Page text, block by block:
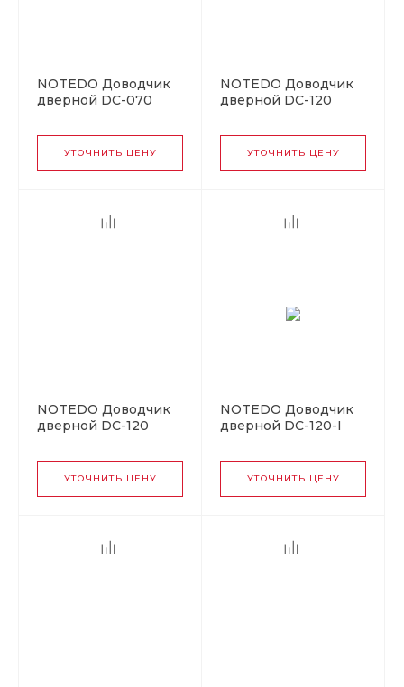
NOTEDO Доводчик
дверной DC-070
сереб. (10)
УТОЧНИТЬ ЦЕНУ
NOTEDO Доводчик
дверной DC-120
BLACK 100 - 140 кг
черный (10)
УТОЧНИТЬ ЦЕНУ
NOTEDO Доводчик
дверной DC-120
WHITE 100 - 140 кг
белый (10)
УТОЧНИТЬ ЦЕНУ
NOTEDO Доводчик
дверной DC-120-I
белый (10)
УТОЧНИТЬ ЦЕНУ